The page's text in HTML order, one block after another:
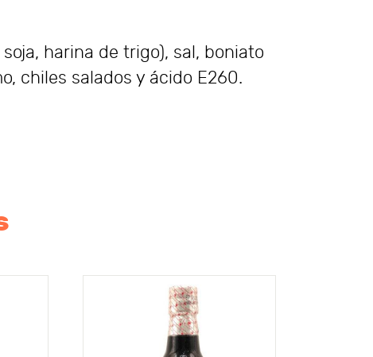
harina de trigo), sal, boniato
chiles salados y ácido E260.